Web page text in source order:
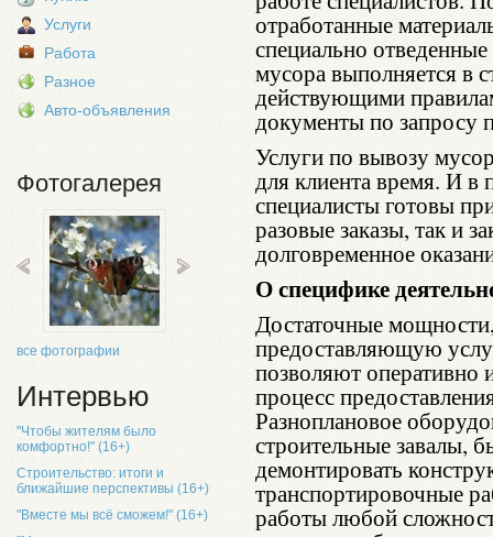
Услуги
Работа
Разное
Авто-объявления
Фотогалерея
все фотографии
Интервью
"Чтобы жителям было
комфортно!" (16+)
Строительство: итоги и
ближайшие перспективы (16+)
"Вместе мы всё сможем!" (16+)
отработанные
специально
мусора выполняется в
действующими
документы по запросу
Услуги по вывозу
для клиента время. И
специалисты готовы
разовые заказы, так и
долговременное
О специфике
Достаточные
предоставляющую
позволяют оперативно
процесс
Разноплановое
строительные завалы,
демонтировать
транспортировочные
работы любой